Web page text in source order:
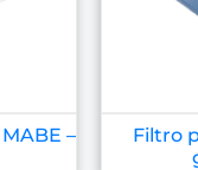
–
Filtro